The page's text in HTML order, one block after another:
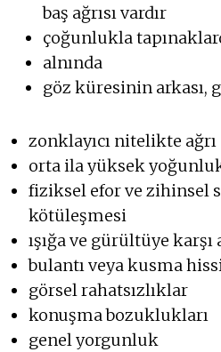
baş ağrısı vardır
çoğunlukla
alnında
göz küresinin arkası,
zonklayıcı nitelikte ağrı
orta ila yüksek
fiziksel efor ve zihinsel
kötüleşmesi
ışığa ve gürültüye
bulantı veya kusma
görsel rahatsızlıklar
konuşma bozuklukları
genel yorgunluk